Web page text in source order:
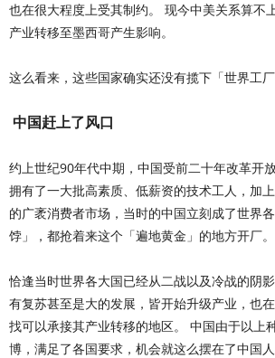
也在很大程度上受其制约。 现今中美关系算不
产业转移至墨西哥产生影响。
这么看来，这些国家确实还没有揽下「世界工厂
中国赶上了风口
约上世纪90年代中期，中国受前二十年改革开
拥有了一大批高素质、低薪资的技术工人，加
的广袤消费者市场，当时的中国立刻成了世界
饽」，都抢着来这个「遍地黄金」的地方开厂。
恰逢当时世界各大国已经从二战以及冷战的阴
有复苏甚至是大的发展，皆开始升级产业，也
找可以承接其产业转移的地区。 中国由于以上
博，满足了各国要求，机会就这么摆在了中国人